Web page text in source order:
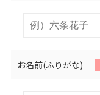
お名前(ふりがな)